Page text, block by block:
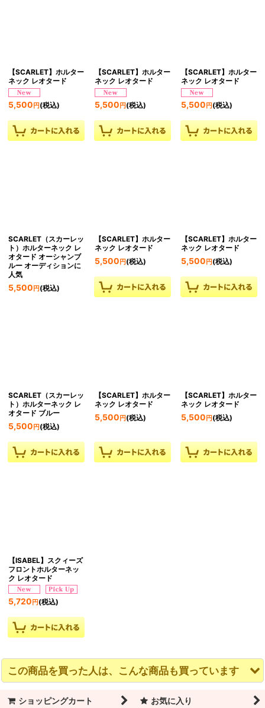
【SCARLET】ホルター
ネック レオタード
5,500 円 (税込)
【SCARLET】ホルター
ネック レオタード
5,500 円(税込)
【SCARLET】ホルター
ネック レオタード
5,500 円(税込)
SCARLET（スカーレッ
ト）ホルターネック レ
オタード オーシャンブ
ルー オーディションに
人気
5,500 円 (税込)
【SCARLET】ホルター
ネック レオタード
5,500 円(税込)
【SCARLET】ホルター
ネック レオタード
5,500 円(税込)
SCARLET（スカーレッ
ト）ホルターネック レ
オタード ブルー
5,500 円 (税込)
【SCARLET】ホルター
ネック レオタード
5,500 円(税込)
【SCARLET】ホルター
ネック レオタード
5,500 円(税込)
【ISABEL】スクィーズ
フロントホルターネッ
ク レオタード
5,720 円 (税込)
この商品を買った人は、こんな商品も買っています
ショッピングカート お気に入り